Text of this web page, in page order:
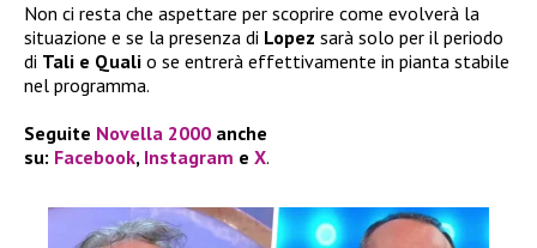
Non ci resta che aspettare per scoprire come evolverà la
situazione e se la presenza di Lopez sarà solo per il periodo
di Tali e Quali o se entrerà effettivamente in pianta stabile
nel programma.
Seguite Novella 2000 anche
su: Facebook, Instagram e X.